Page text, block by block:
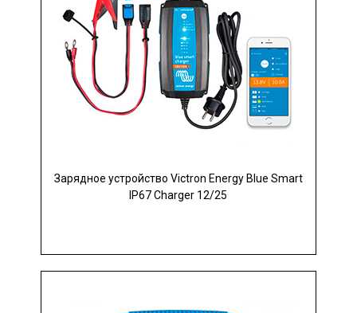
Зарядное устройство Victron Energy Blue Smart
IP67 Charger 12/25